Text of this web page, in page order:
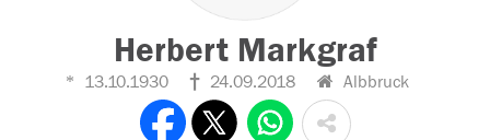
Herbert Markgraf
13.10.1930 24.09.2018 Albbruck